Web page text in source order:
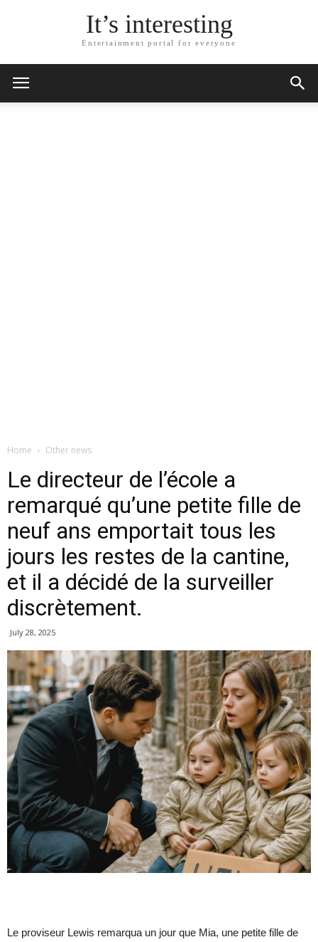
It’s interesting
Entertainment portal for everyone
Home Other news
Le directeur de l’école a
remarqué qu’une petite fille de
neuf ans emportait tous les
jours les restes de la cantine,
et il a décidé de la surveiller
discrètement.
July 28, 2025
Le proviseur Lewis remarqua un jour que Mia, une petite fille de